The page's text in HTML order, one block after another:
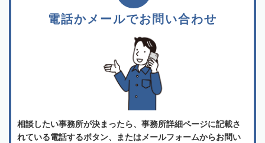
電話かメールでお問い合わせ
相談したい事務所が決まったら、事務所詳細ページに記載さ
れている電話するボタン、またはメールフォームからお問い